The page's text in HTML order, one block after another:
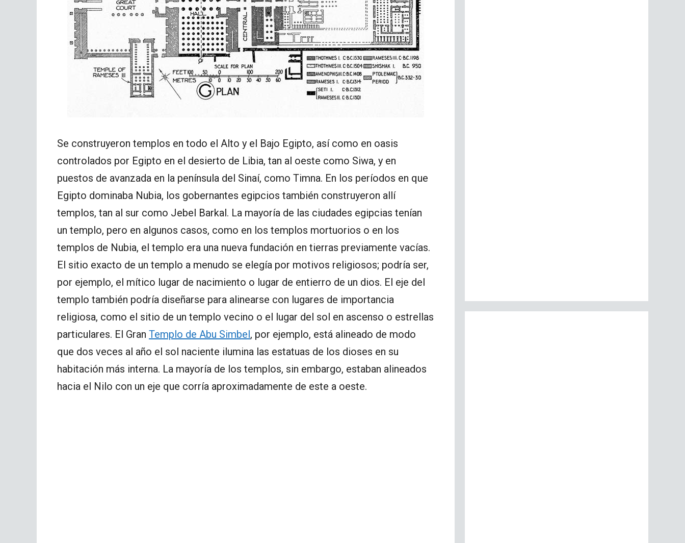
Se construyeron templos en todo el Alto y el Bajo Egipto, así como en oasis
controlados por Egipto en el desierto de Libia, tan al oeste como Siwa, y en
puestos de avanzada en la península del Sinaí, como Timna. En los períodos en que
Egipto dominaba Nubia, los gobernantes egipcios también construyeron allí
templos, tan al sur como Jebel Barkal. La mayoría de las ciudades egipcias tenían
un templo, pero en algunos casos, como en los templos mortuorios o en los
templos de Nubia, el templo era una nueva fundación en tierras previamente vacías.
El sitio exacto de un templo a menudo se elegía por motivos religiosos; podría ser,
por ejemplo, el mítico lugar de nacimiento o lugar de entierro de un dios. El eje del
templo también podría diseñarse para alinearse con lugares de importancia
religiosa, como el sitio de un templo vecino o el lugar del sol en ascenso o estrellas
particulares. El Gran Templo de Abu Simbel, por ejemplo, está alineado de modo
que dos veces al año el sol naciente ilumina las estatuas de los dioses en su
habitación más interna. La mayoría de los templos, sin embargo, estaban alineados
hacia el Nilo con un eje que corría aproximadamente de este a oeste.